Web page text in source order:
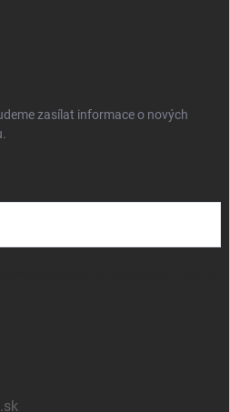
zasílat informace o nových